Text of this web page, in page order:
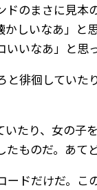
のまさに見本
しいなあ」と
いなあ」と思
徘徊していた
たり、女の子
ものだ。あて
ドだけだ。こ